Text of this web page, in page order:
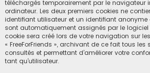
téléchargés temporairement par le navigateur
ordinateur. Les deux premiers cookies ne
identifiant utilisateur et un identifiant anonyme
sont automatiquement assignés par le logiciel
cookie sera créé lors de votre navigation sur
« FreeForFriends », archivant de ce fait tous
consultés et permettant d’améliorer votre
tant qu’utilisateur.